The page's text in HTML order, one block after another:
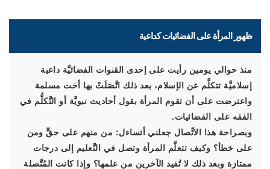
ظهور المرأة على الفضائيات كداعية
منذ حوالي يومين رأيت على إحدى القنوات الفضائيَّة داعية
إسلاميَّة تتكلَّم عن الإسلام، بعد ذلك اتَّصَلَتْ بها أخت مسلمة
واعترضت على أن تقوم المرأة بقول أحاديث نبويَّة أو التَّكلُّم في
الفقه على الفضائيات.
وبصراحة هذا الاتِّصال جعلني أتساءل: من منهم على حقٍّ ومن
على خطأ؟ وكيف تتعلَّم المرأة وتصل في التَّعليم إلى درجات
ممتازة وبعد ذلك لا تُفيد الآخرين من علمها؟ وإذا كانت المُتَّصلة